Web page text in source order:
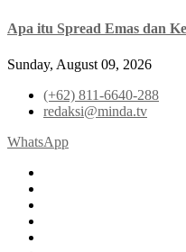
Apa itu Spread Emas dan
Sunday, August 09, 2026
(+62) 811-6640-288
redaksi@minda.tv
WhatsApp